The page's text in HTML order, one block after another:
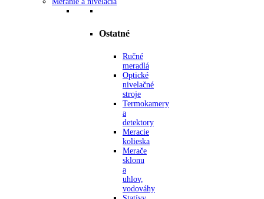
Ostatné
Ručné
meradlá
Optické
nivelačné
stroje
Termokamery
a
detektory
Meracie
kolieska
Merače
sklonu
a
uhlov,
vodováhy